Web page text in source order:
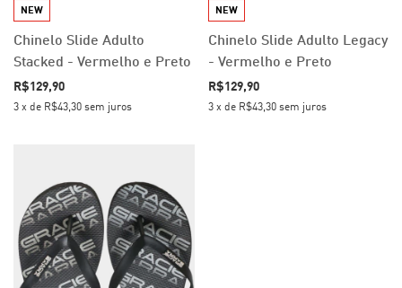
NEW
Chinelo Slide Adulto
Stacked - Vermelho e Preto
R$129,90
3 x de R$43,30 sem juros
NEW
Chinelo Slide Adulto Legacy
- Vermelho e Preto
R$129,90
3 x de R$43,30 sem juros